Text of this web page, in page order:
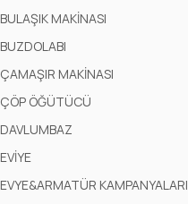
BULAŞIK MAKİNASI
BUZDOLABI
ÇAMAŞIR MAKİNASI
ÇÖP ÖĞÜTÜCÜ
DAVLUMBAZ
EVİYE
EVYE&ARMATÜR KAMPANYALARI